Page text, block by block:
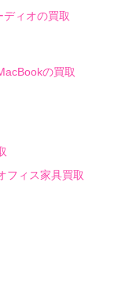
ィオの買取
の買取
フィス家具買取